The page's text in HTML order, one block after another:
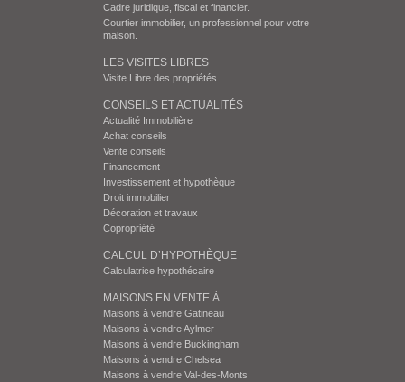
Cadre juridique, fiscal et financier.
Courtier immobilier, un professionnel pour votre
maison.
LES VISITES LIBRES
Visite Libre des propriétés
CONSEILS ET ACTUALITÉS
Actualité Immobilière
Achat conseils
Vente conseils
Financement
Investissement et hypothèque
Droit immobilier
Décoration et travaux
Copropriété
CALCUL D’HYPOTHÈQUE
Calculatrice hypothécaire
MAISONS EN VENTE À
Maisons à vendre Gatineau
Maisons à vendre Aylmer
Maisons à vendre Buckingham
Maisons à vendre Chelsea
Maisons à vendre Val-des-Monts